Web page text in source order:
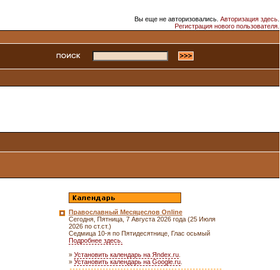
Вы еще не авторизовались. Авторизация здесь
Регистрация нового пользователя.
Православный Месяцеслов Online
Сегодня, Пятница, 7 Августа 2026 года (25 Июля
2026 по ст.ст.)
Седмица 10-я по Пятидесятнице, Глас осьмый
Подробнее здесь.
» Установить календарь на Яndex.ru
» Установить календарь на Google.ru